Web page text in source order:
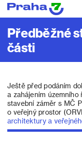
Předběžné
části
Ještě před podáním
a zahájením
stavební záměr s MČ
o veřejný prostor
architektury a